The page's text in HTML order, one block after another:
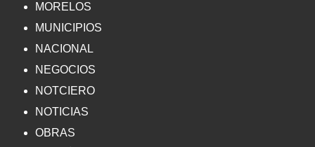
MORELOS
MUNICIPIOS
NACIONAL
NEGOCIOS
NOTCIERO
NOTICIAS
OBRAS